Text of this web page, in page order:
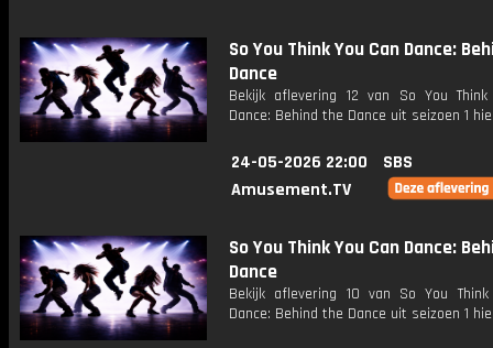
So You Think You Can Dance:
Dance
Bekijk aflevering 12 van So You
Dance: Behind the Dance uit seizoen 1
24-05-2026 22:00
SBS
Amusement.TV
So You Think You Can Dance:
Dance
Bekijk aflevering 10 van So You
Dance: Behind the Dance uit seizoen 1